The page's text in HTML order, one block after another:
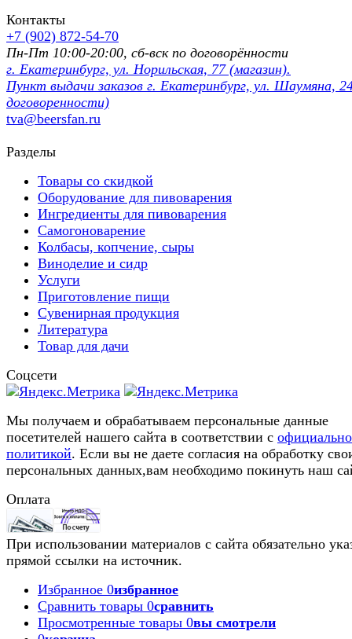
Контакты
+7 (902) 872-54-70
Пн-Пт 10:00-20:00, сб-вск по договорённости
г. Екатеринбург, ул. Норильская, 77 (магазин).
Пункт выдачи заказов г. Екатеринбург, ул. Шаумяна,
договоренности)
tva@beersfan.ru
Разделы
Товары со скидкой
Оборудование для пивоварения
Ингредиенты для пивоварения
Самогоноварение
Колбасы, копчение, сыры
Виноделие и сидр
Услуги
Приготовление пищи
Сувенирная продукция
Литература
Товар для дачи
Соцсети
Мы получаем и обрабатываем персональные данные
посетителей нашего сайта в соответствии с
политикой. Если вы не даете согласия на обработку
персональных данных,вам необходимо покинуть наш
Оплата
При использовании материалов с сайта обязательно
прямой ссылки на источник.
Избранное 0избранное
Сравнить товары 0сравнить
Просмотренные товары 0вы смотрели